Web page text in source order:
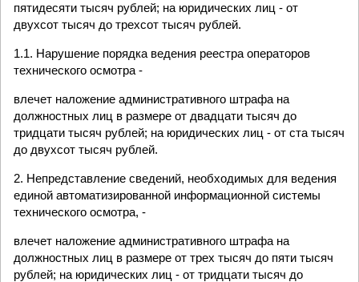
пятидесяти тысяч рублей; на юридических лиц - от
двухсот тысяч до трехсот тысяч рублей.
1.1. Нарушение порядка ведения реестра операторов
технического осмотра -
влечет наложение административного штрафа на
должностных лиц в размере от двадцати тысяч до
тридцати тысяч рублей; на юридических лиц - от ста тысяч
до двухсот тысяч рублей.
2. Непредставление сведений, необходимых для ведения
единой автоматизированной информационной системы
технического осмотра, -
влечет наложение административного штрафа на
должностных лиц в размере от трех тысяч до пяти тысяч
рублей; на юридических лиц - от тридцати тысяч до